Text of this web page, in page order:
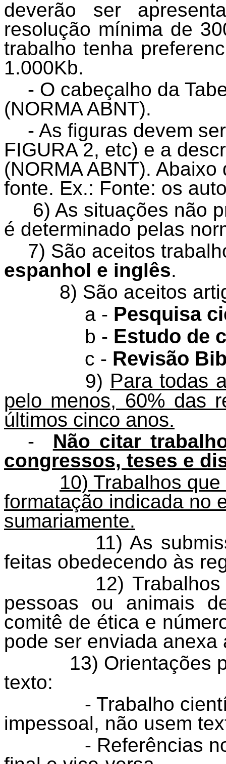
deverão ser
resolução mínima de
trabalho tenha
1.000Kb.
- O cabeçalho da
(NORMA ABNT).
- As figuras devem
FIGURA 2, etc) e a
(NORMA ABNT).
fonte. Ex.: Fonte: os
6) As situações não
é determinado pelas
7) São aceitos
espanhol e inglês.
8) São aceitos
a - Pesquisa
b - Estudo de
c - Revisão
9) Para todas
pelo menos, 60% das
últimos cinco anos.
- Não citar
congressos, teses e
10) Trabalhos
formatação indicada no
sumariamente.
11) As
feitas obedecendo às
12)
pessoas ou animais
comitê de ética e
pode ser enviada anexa
13) Orientações
texto:
- Trabalho
impessoal, não usem
- Referências